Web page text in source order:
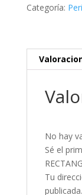
cantidad
Categoría:
No hay
Sé el
Tu
publicada.